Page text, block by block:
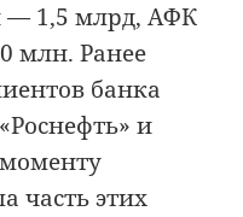
— 1,5 млрд, АФК
млн. Ранее
банка
и
моменту
часть этих